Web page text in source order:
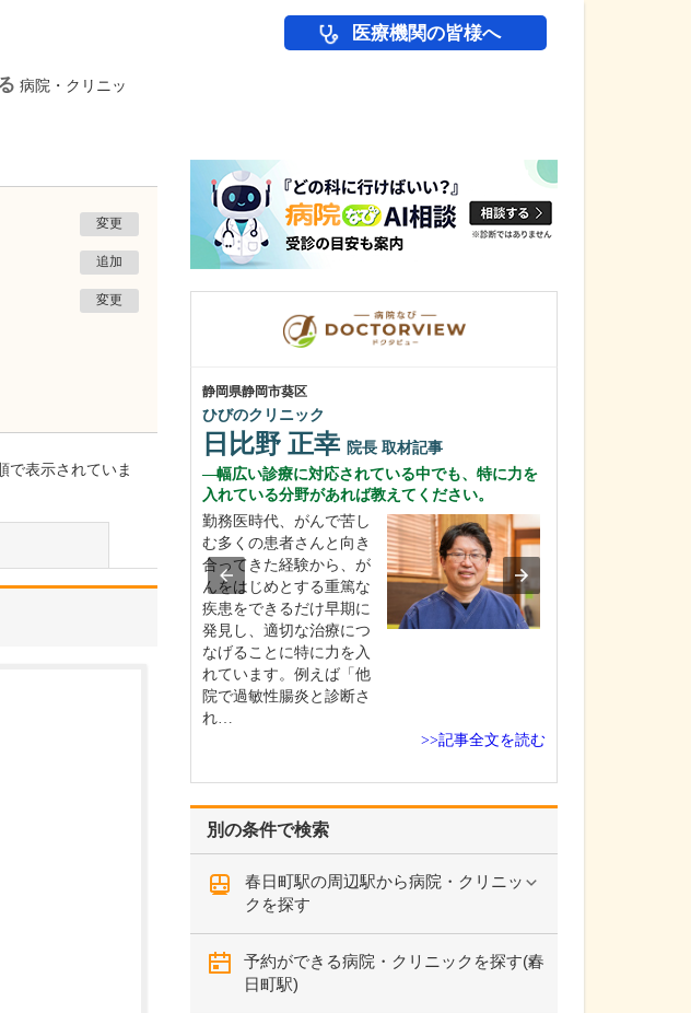
医療機関の皆様へ
病院・クリニッ
変更
追加
変更
で表示されていま
別の条件で検索
春日町駅の周辺駅から病院・クリニッ
クを探す
予約ができる病院・クリニックを探す(春
日町駅)
静岡県静岡市葵区
ひびのクリニック
日比野 正幸 院長 取材記事
幅広い診療に対応されている中でも、特に力を
入れている分野があれば教えてください。
勤務医時代、がんで苦し
む多くの患者さんと向き
合ってきた経験から、が
んをはじめとする重篤な
疾患をできるだけ早期に
発見し、適切な治療につ
なげることに特に力を入
れています。例えば「他
院で過敏性腸炎と診断さ
れ…
>>記事全文を読む
だけますか?